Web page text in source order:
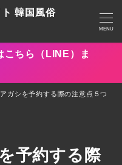
韓国風俗
MENU
こちら（LINE）ま
ガシを予約する際の注意点５つ
予約する際